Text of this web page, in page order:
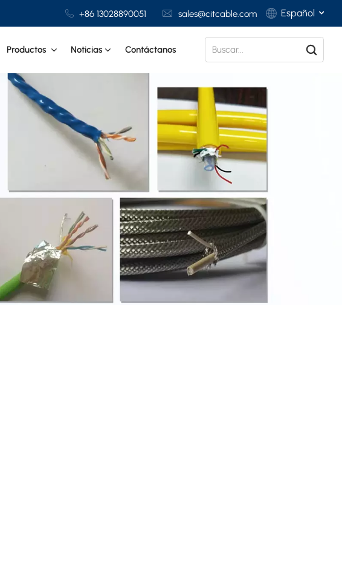
+86 13028890051 sales@citcable.com Español
Deutsch
Italiano
Español
Productos Noticias Contáctanos